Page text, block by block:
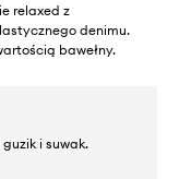
relaxed z
denimu.
bawełny.
i suwak.